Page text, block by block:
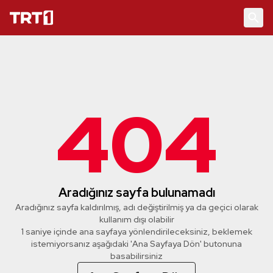
404
Aradığınız sayfa bulunamadı
Aradığınız sayfa kaldırılmış, adı değiştirilmiş ya da geçici olarak
kullanım dışı olabilir
1 saniye içinde ana sayfaya yönlendirileceksiniz, beklemek
istemiyorsanız aşağıdaki 'Ana Sayfaya Dön' butonuna
basabilirsiniz